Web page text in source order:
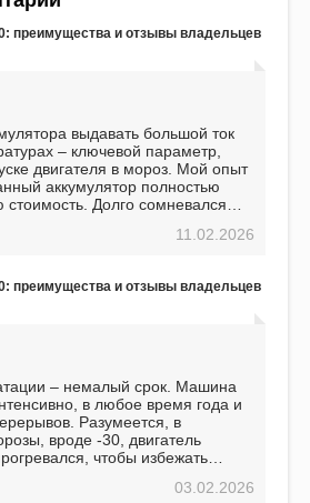
преимущества и отзывы владельцев
выдавать большой ток
– ключевой параметр,
двигателя в мороз. Мой опыт
аккумулятор полностью
Долго сомневался
это отличное вложение,11.02.2026
преимущества и отзывы владельцев
– немалый срок. Машина
в любое время года и
Разумеется, в
вроде -30, двигатель
чтобы избежать
было ни единой поломки,03.02.2026